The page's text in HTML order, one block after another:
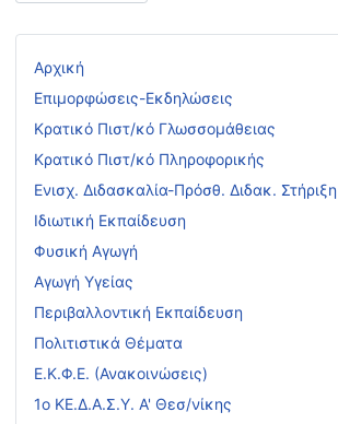
Αρχική
Επιμορφώσεις-Εκδηλώσεις
Κρατικό Πιστ/κό Γλωσσομάθειας
Κρατικό Πιστ/κό Πληροφορικής
Ενισχ. Διδασκαλία-Πρόσθ. Διδακ. Στήριξη
Ιδιωτική Εκπαίδευση
Φυσική Αγωγή
Αγωγή Υγείας
Περιβαλλοντική Εκπαίδευση
Πολιτιστικά Θέματα
Ε.Κ.Φ.Ε. (Ανακοινώσεις)
1ο ΚΕ.Δ.Α.Σ.Υ. Α' Θεσ/νίκης